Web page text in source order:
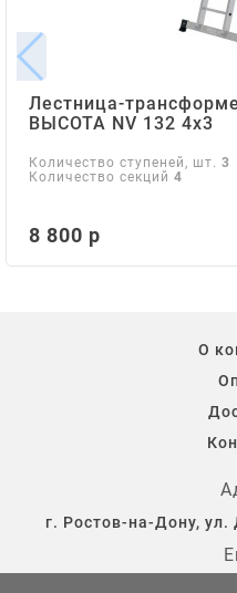
Лестница-
ВЫСОТА NV 132 4х3
Количество ступеней, шт. 3
Количество секций 4
8 800 р
О
г. Ростов-на-Дону,